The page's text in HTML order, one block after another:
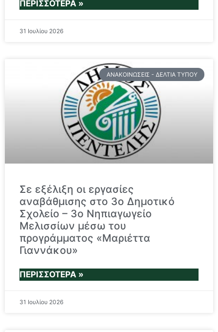
ΠΕΡΙΣΣΌΤΕΡΑ »
31 Ιουλίου 2026
ΑΝΑΚΟΙΝΏΣΕΙΣ - ΔΕΛΤΊΑ ΤΎΠΟΥ
Σε εξέλιξη οι εργασίες
αναβάθμισης στο 3ο Δημοτικό
Σχολείο – 3ο Νηπιαγωγείο
Μελισσίων μέσω του
προγράμματος «Μαριέττα
Γιαννάκου»
ΠΕΡΙΣΣΌΤΕΡΑ »
31 Ιουλίου 2026